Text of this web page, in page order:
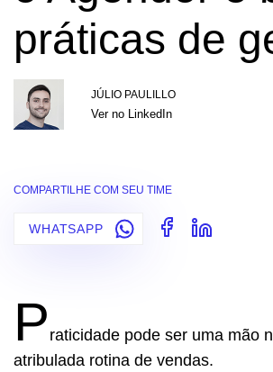
práticas de
JÚLIO PAULILLO
Ver no LinkedIn
COMPARTILHE COM SEU TIME
WHATSAPP
P raticidade pode ser uma mão
atribulada rotina de vendas.